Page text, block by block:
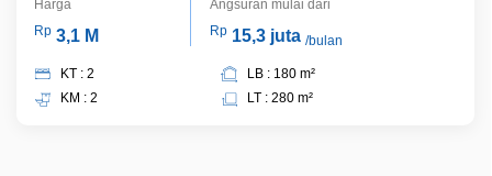
Harga
Rp 3,1 M
Angsuran mulai dari
Rp 15,3 juta /bulan
KT : 2
KM : 2
LB : 180 m²
LT : 280 m²